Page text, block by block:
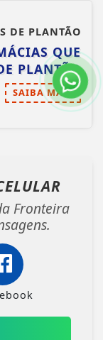
DE PLANTÃO
QUE
PLANTÃO
SAIBA MAIS
Fronteira